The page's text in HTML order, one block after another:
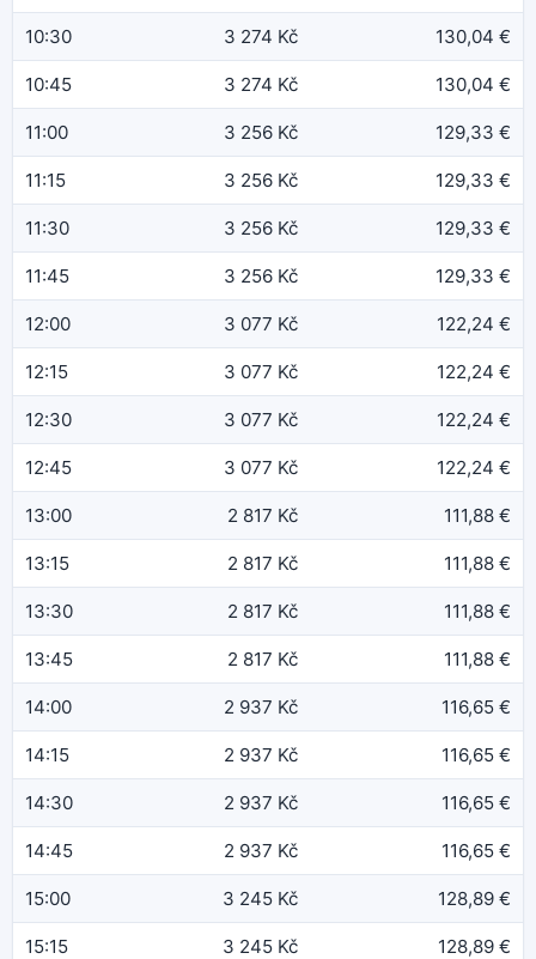
10:30 3 274 Kč 130,04 €
10:45 3 274 Kč 130,04 €
11:00 3 256 Kč 129,33 €
11:15 3 256 Kč 129,33 €
11:30 3 256 Kč 129,33 €
11:45 3 256 Kč 129,33 €
12:00 3 077 Kč 122,24 €
12:15 3 077 Kč 122,24 €
12:30 3 077 Kč 122,24 €
12:45 3 077 Kč 122,24 €
13:00 2 817 Kč 111,88 €
13:15 2 817 Kč 111,88 €
13:30 2 817 Kč 111,88 €
13:45 2 817 Kč 111,88 €
14:00 2 937 Kč 116,65 €
14:15 2 937 Kč 116,65 €
14:30 2 937 Kč 116,65 €
14:45 2 937 Kč 116,65 €
15:00 3 245 Kč 128,89 €
15:15 3 245 Kč 128,89 €